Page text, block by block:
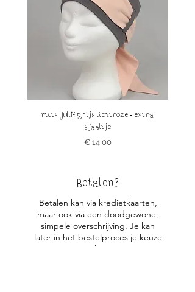
muts JULIE grijs lichtroze - extra
sjaaltje
Prijs
€ 14,00
Betalen?
Betalen kan via kredietkaarten,
maar ook via een doodgewone,
simpele overschrijving. Je kan
later in het bestelproces je keuze
maken.